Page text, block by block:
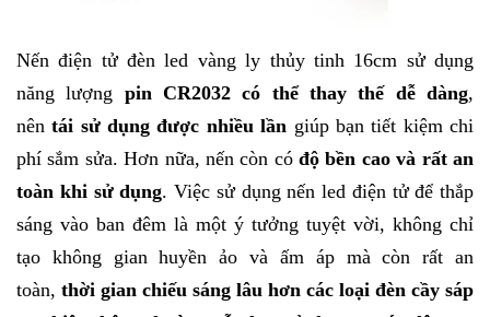
Nến điện tử đèn led vàng ly thủy tinh 16cm sử dụng
năng lượng pin CR2032 có thể thay thế dễ dàng,
nêntái sử dụng được nhiều lần giúp bạn tiết kiệm chi
phí sắm sửa. Hơn nữa, nến còn cóđộ bền cao và rất an
toàn khi sử dụng. Việc sử dụngnến led điện tửđể thắp
sáng vào ban đêm là một ý tưởng tuyệt vời, không chỉ
tạo không gian huyền ảo và ấm áp mà còn rất an
toàn, thời gian chiếu sáng lâu hơn các loại đèn cầy sáp